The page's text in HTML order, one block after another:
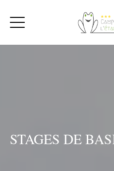
STAGES DE